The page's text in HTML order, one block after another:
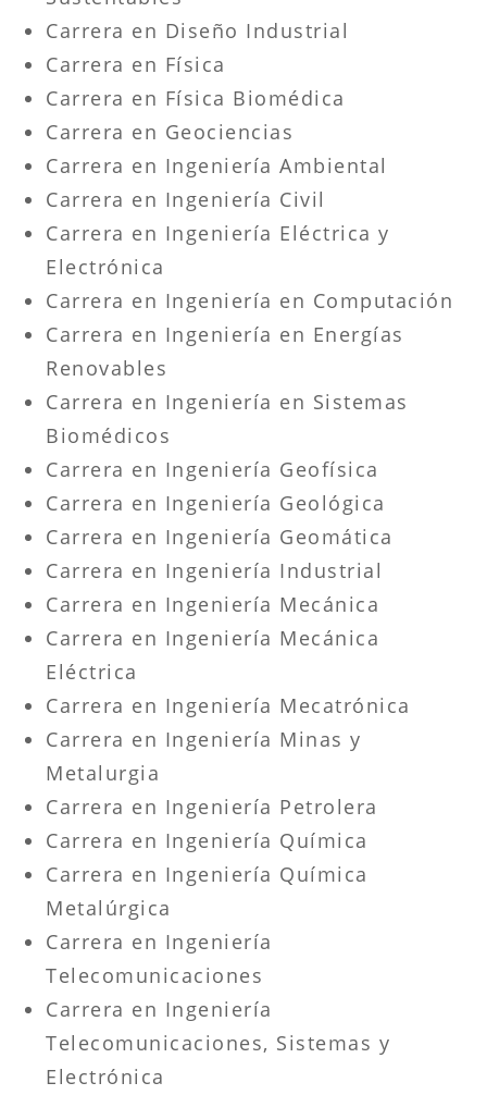
Carrera en Diseño Industrial
Carrera en Física
Carrera en Física Biomédica
Carrera en Geociencias
Carrera en Ingeniería Ambiental
Carrera en Ingeniería Civil
Carrera en Ingeniería Eléctrica y
Electrónica
Carrera en Ingeniería en Computación
Carrera en Ingeniería en Energías
Renovables
Carrera en Ingeniería en Sistemas
Biomédicos
Carrera en Ingeniería Geofísica
Carrera en Ingeniería Geológica
Carrera en Ingeniería Geomática
Carrera en Ingeniería Industrial
Carrera en Ingeniería Mecánica
Carrera en Ingeniería Mecánica
Eléctrica
Carrera en Ingeniería Mecatrónica
Carrera en Ingeniería Minas y
Metalurgia
Carrera en Ingeniería Petrolera
Carrera en Ingeniería Química
Carrera en Ingeniería Química
Metalúrgica
Carrera en Ingeniería
Telecomunicaciones
Carrera en Ingeniería
Telecomunicaciones, Sistemas y
Electrónica